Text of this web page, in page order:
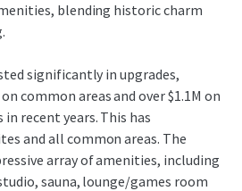
blending historic charm
significantly in upgrades,
common areas and over $1.1M on
recent years. This has
and all common areas. The
array of amenities, including
sauna, lounge/games room